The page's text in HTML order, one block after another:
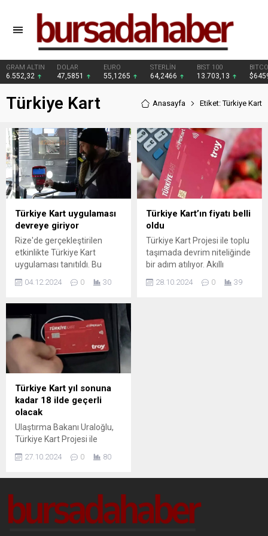
GRAM ALTIN
6.552,32
DOLAR
47,5851
EURO
55,1265
STERLİN
64,2466
BIST 100
13.703,13
Türkiye Kart Anasayfa Etiket: Türkiye Kart
Türkiye Kart uygulaması
devreye giriyor
Rize'de gerçekleştirilen
etkinlikte Türkiye Kart
uygulaması tanıtıldı. Bu
kullanıcıların günlük
hedefliyor. Detaylar ve
avantajları hakkında bilgi
almak için makalemizi
okuyun.
04.12.2024 0 30
Türkiye Kart’ın fiyatı belli
oldu
Türkiye Kart Projesi ile toplu
taşımada devrim niteliğinde
bir adım atılıyor. Akıllı
ulaşım daha hızlı, güvenli ve
28.10.2024 0 39
Türkiye Kart yıl sonuna
kadar 18 ilde geçerli
olacak
Ulaştırma Bakanı Uraloğlu,
Türkiye Kart Projesi ile
değişiklikler yapılacağını
açıklamalar için hemen
okuyun!
27.10.2024 0 80